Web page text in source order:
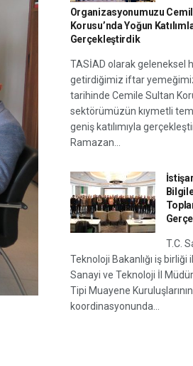
Organizasyonumuzu
Korusu’nda Yoğun
Gerçekleştirdik
TASİAD olarak geleneksel
getirdiğimiz iftar
tarihinde Cemile Sultan
sektörümüzün kıymetli
geniş katılımıyla
Ramazan...
T.C.
Teknoloji Bakanlığı iş birliği
Sanayi ve Teknoloji İl
Tipi Muayene Kuruluşlarının
koordinasyonunda...